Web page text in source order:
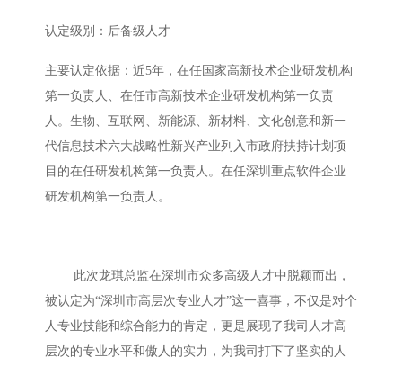
认定级别：后备级人才
主要认定依据：近5年，在任国家高新技术企业研发机构
第一负责人、在任市高新技术企业研发机构第一负责
人。生物、互联网、新能源、新材料、文化创意和新一
代信息技术六大战略性新兴产业列入市政府扶持计划项
目的在任研发机构第一负责人。在任深圳重点软件企业
研发机构第一负责人。
此次龙琪总监在深圳市众多高级人才中脱颖而出，
被认定为“深圳市高层次专业人才”这一喜事，不仅是对个
人专业技能和综合能力的肯定，更是展现了我司人才高
层次的专业水平和傲人的实力，为我司打下了坚实的人